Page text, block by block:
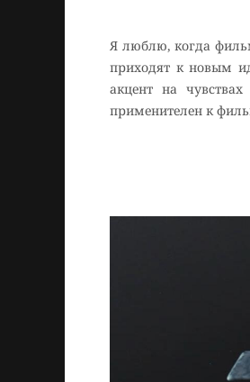
Я люблю, когда
приходят к новым
акцент на
применителен к